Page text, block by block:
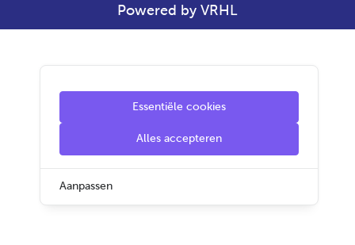
Powered by VRHL
Essentiële cookies
Alles accepteren
Aanpassen